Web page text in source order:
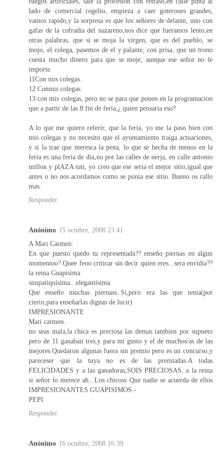
lado de comercial rogelio, empieza a caer goterones grandes,
vamos rapido,y la sorpresa es que los señores de delante, uno con
gafas de la cofradia del nazareno,nos dice que fueramos lento,en
otras palabras, que si se moja la virgen, que es del pueblo, se
mojo, el colega, pasemos de el y palante, con prisa, que un trono
cuesta mucho dinero para que se moje, aunque ese señor no le
importe.
11Con mis colegas.
12 Conmis colegas.
13 con mis colegas, pero no se para que ponen en la programacion
que a partir de las 8 fin de feria,¿ quien pensaria eso?
A lo que me quiero referir, que la feria, yo me la paso bien con
mis colegas y no necesito que el ayuntamiento traiga actuaciones,
y si la trae que meresca la pena, lo que se hecha de menos en la
feria es una feria de dia,no por las calles de nerja, en calle antonio
millon y plAZA tuti, yo creo que ese seria el mejor sitio,igual que
antes o no nos acordamos como se ponia ese sitio. Bueno os rallo
mas.
Responder
Anónimo 15 octubre, 2008 23:41
A Mari Carmen:
En que puesto quedo tu representada?? enseño piernas en algun
momentoo? Quee feoo criticar sin decir quien eres...sera envidia??
la reina Guapisima
simpatiquísima...elegantísima
Que enseño muchas piernass..Si,pero era las que tenia(por
cierto,para enseñarlas dignas de lucir)
IMPRESIONANTE
Mari carmen..
no seas mala,la chica es preciosa las demas tambien por supueto
pero de 11 ganaban tres,y para mi gusto y el de muchos/as de las
mejores.Quedaron algunas fuera sin premio pero es un concurso,y
pareceser que la tuya no es de las premiadas.A todas
FELICIDADES y a las ganadoras,SOIS PRECIOSAS. a la reina
si señor lo merece ah...Los chicoss Que nadie se acuerda de ellos
IMPRESIONANTES GUAPISIMOS.-
PEPI
Responder
Anónimo 16 octubre, 2008 16:39